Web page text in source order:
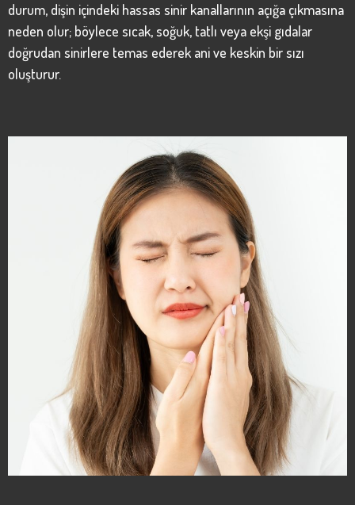
durum, dişin içindeki hassas sinir kanallarının açığa çıkmasına
neden olur; böylece sıcak, soğuk, tatlı veya ekşi gıdalar
doğrudan sinirlere temas ederek ani ve keskin bir sızı
oluşturur.